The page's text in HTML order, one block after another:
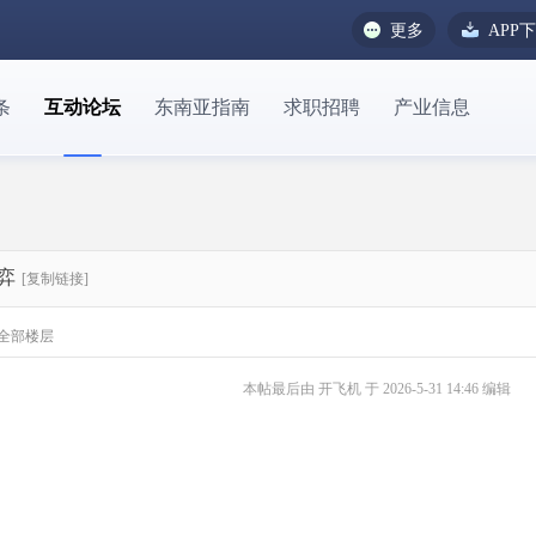
更多 APP
互动论坛 东南亚指南 求职招聘 产业信息
[复制链接]
部楼层
本帖最后由 开飞机 于 2026-5-31 14:46 编辑